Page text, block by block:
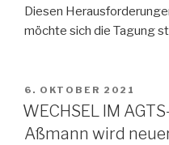
Diesen
möchte sich die Tagung
VERÖFFENTLICHT
AM
6. OKTOBER 2021
WECHSEL IM
Aßmann wird